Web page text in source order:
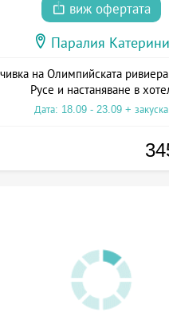
виж офертата
Паралия Катерини
на Олимпийската ривиера
Русе и настаняване в
Дата: 18.09 - 23.09 + закуска